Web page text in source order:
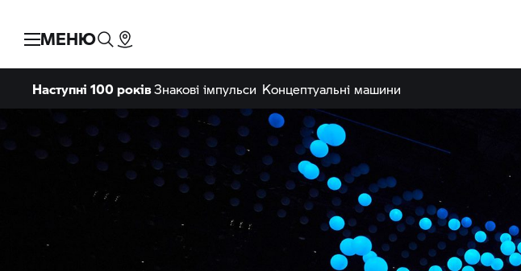
МЕНЮ
Наступні 100 роківЗнакові імпульси Концептуальні машини